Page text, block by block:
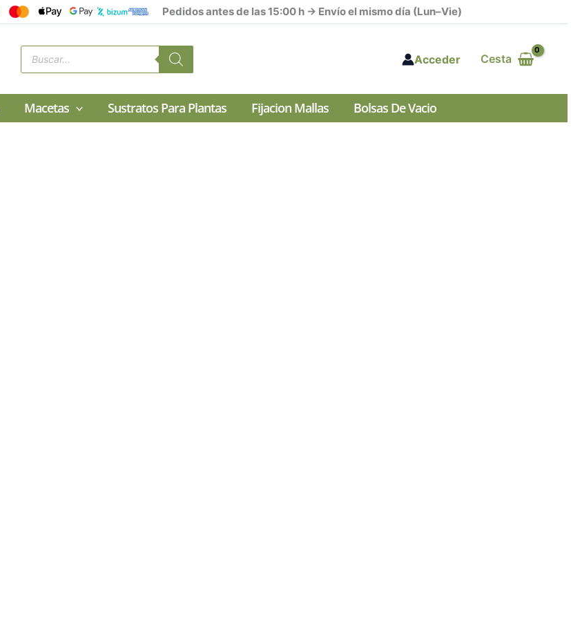
Pedidos antes de las 15:00 h → Envío el mismo día (Lun–Vie)
Búsqueda
Acceder Cesta
Macetas Sustratos Para Plantas Fijacion Mallas Bolsas De Vacio